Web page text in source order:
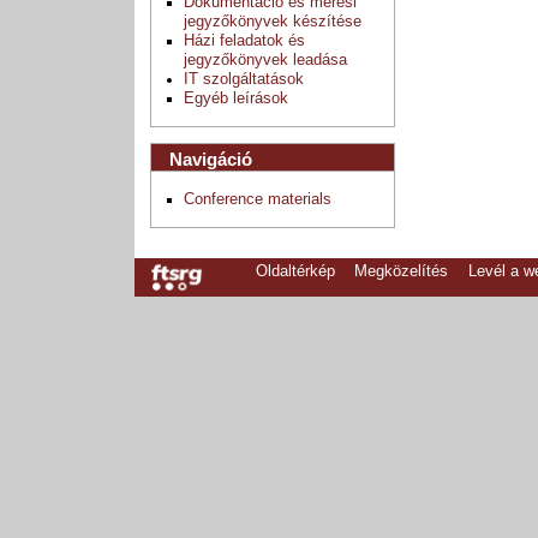
jegyzőkönyvek készítése
Házi feladatok és
jegyzőkönyvek leadása
IT szolgáltatások
Egyéb leírások
Navigáció
Conference materials
Oldaltérkép Megközelítés Levél a